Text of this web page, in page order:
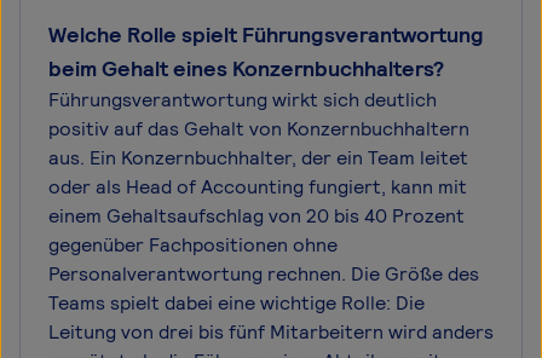
Welche Rolle spielt Führungsverantwortung
beim Gehalt eines Konzernbuchhalters?
Führungsverantwortung wirkt sich deutlich
positiv auf das Gehalt von Konzernbuchhaltern
aus. Ein Konzernbuchhalter, der ein Team leitet
oder als Head of Accounting fungiert, kann mit
einem Gehaltsaufschlag von 20 bis 40 Prozent
gegenüber Fachpositionen ohne
Personalverantwortung rechnen. Die Größe des
Teams spielt dabei eine wichtige Rolle: Die
Leitung von drei bis fünf Mitarbeitern wird anders